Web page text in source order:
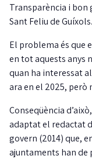
Transparència i bon
Sant Feliu de Guíxols.
El problema és que
en tot aquests anys
quan ha interessat
ara en el 2025, però
Conseqüència
adaptat el redactat
govern (2014) que,
ajuntaments han de